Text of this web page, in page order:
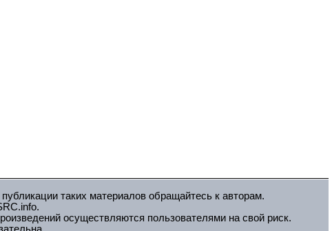
таких материалов обращайтесь к авторам.
осуществляются пользователями на свой риск.